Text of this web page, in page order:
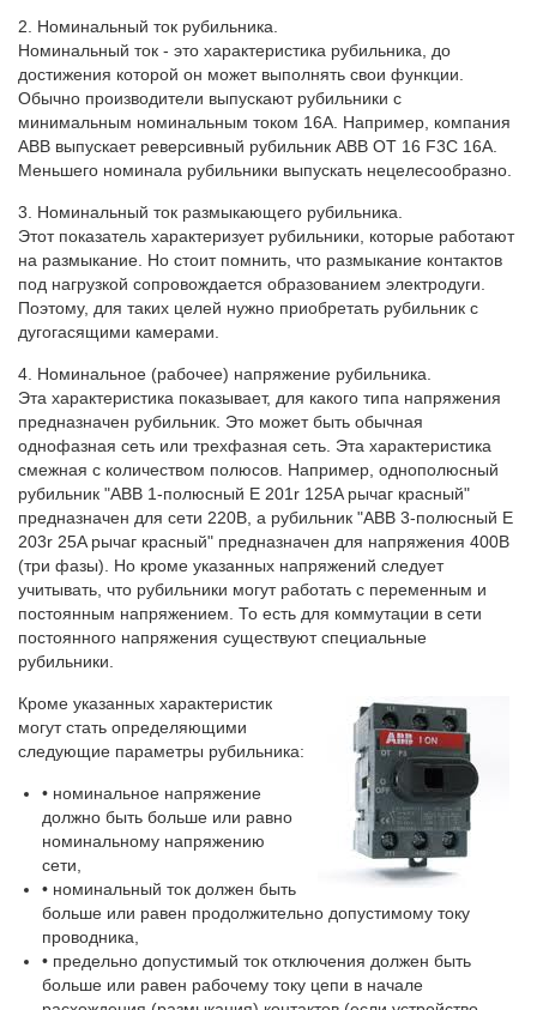
2. Номинальный ток рубильника.
Номинальный ток - это характеристика рубильника, до
достижения которой он может выполнять свои функции.
Обычно производители выпускают рубильники с
минимальным номинальным током 16А. Например, компания
АВВ выпускает реверсивный рубильник АВВ ОТ 16 F3C 16A.
Меньшего номинала рубильники выпускать нецелесообразно.
3. Номинальный ток размыкающего рубильника.
Этот показатель характеризует рубильники, которые работают
на размыкание. Но стоит помнить, что размыкание контактов
под нагрузкой сопровождается образованием электродуги.
Поэтому, для таких целей нужно приобретать рубильник с
дугогасящими камерами.
4. Номинальное (рабочее) напряжение рубильника.
Эта характеристика показывает, для какого типа напряжения
предназначен рубильник. Это может быть обычная
однофазная сеть или трехфазная сеть. Эта характеристика
смежная с количеством полюсов. Например, однополюсный
рубильник "ABB 1-полюсный Е 201r 125A рычаг красный"
предназначен для сети 220В, а рубильник "ABB 3-полюсный Е
203r 25A рычаг красный" предназначен для напряжения 400В
(три фазы). Но кроме указанных напряжений следует
учитывать, что рубильники могут работать с переменным и
постоянным напряжением. То есть для коммутации в сети
постоянного напряжения существуют специальные
рубильники.
Кроме указанных характеристик
могут стать определяющими
следующие параметры рубильника:
• номинальное напряжение
должно быть больше или равно
номинальному напряжению
сети,
• номинальный ток должен быть
больше или равен продолжительно допустимому току
проводника,
• предельно допустимый ток отключения должен быть
больше или равен рабочему току цепи в начале